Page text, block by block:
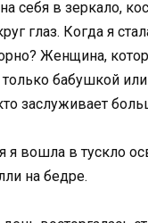
себя в зеркало,
глаз. Когда я
Женщина,
бабушкой
заслуживает
я вошла в тускло
на бедре.